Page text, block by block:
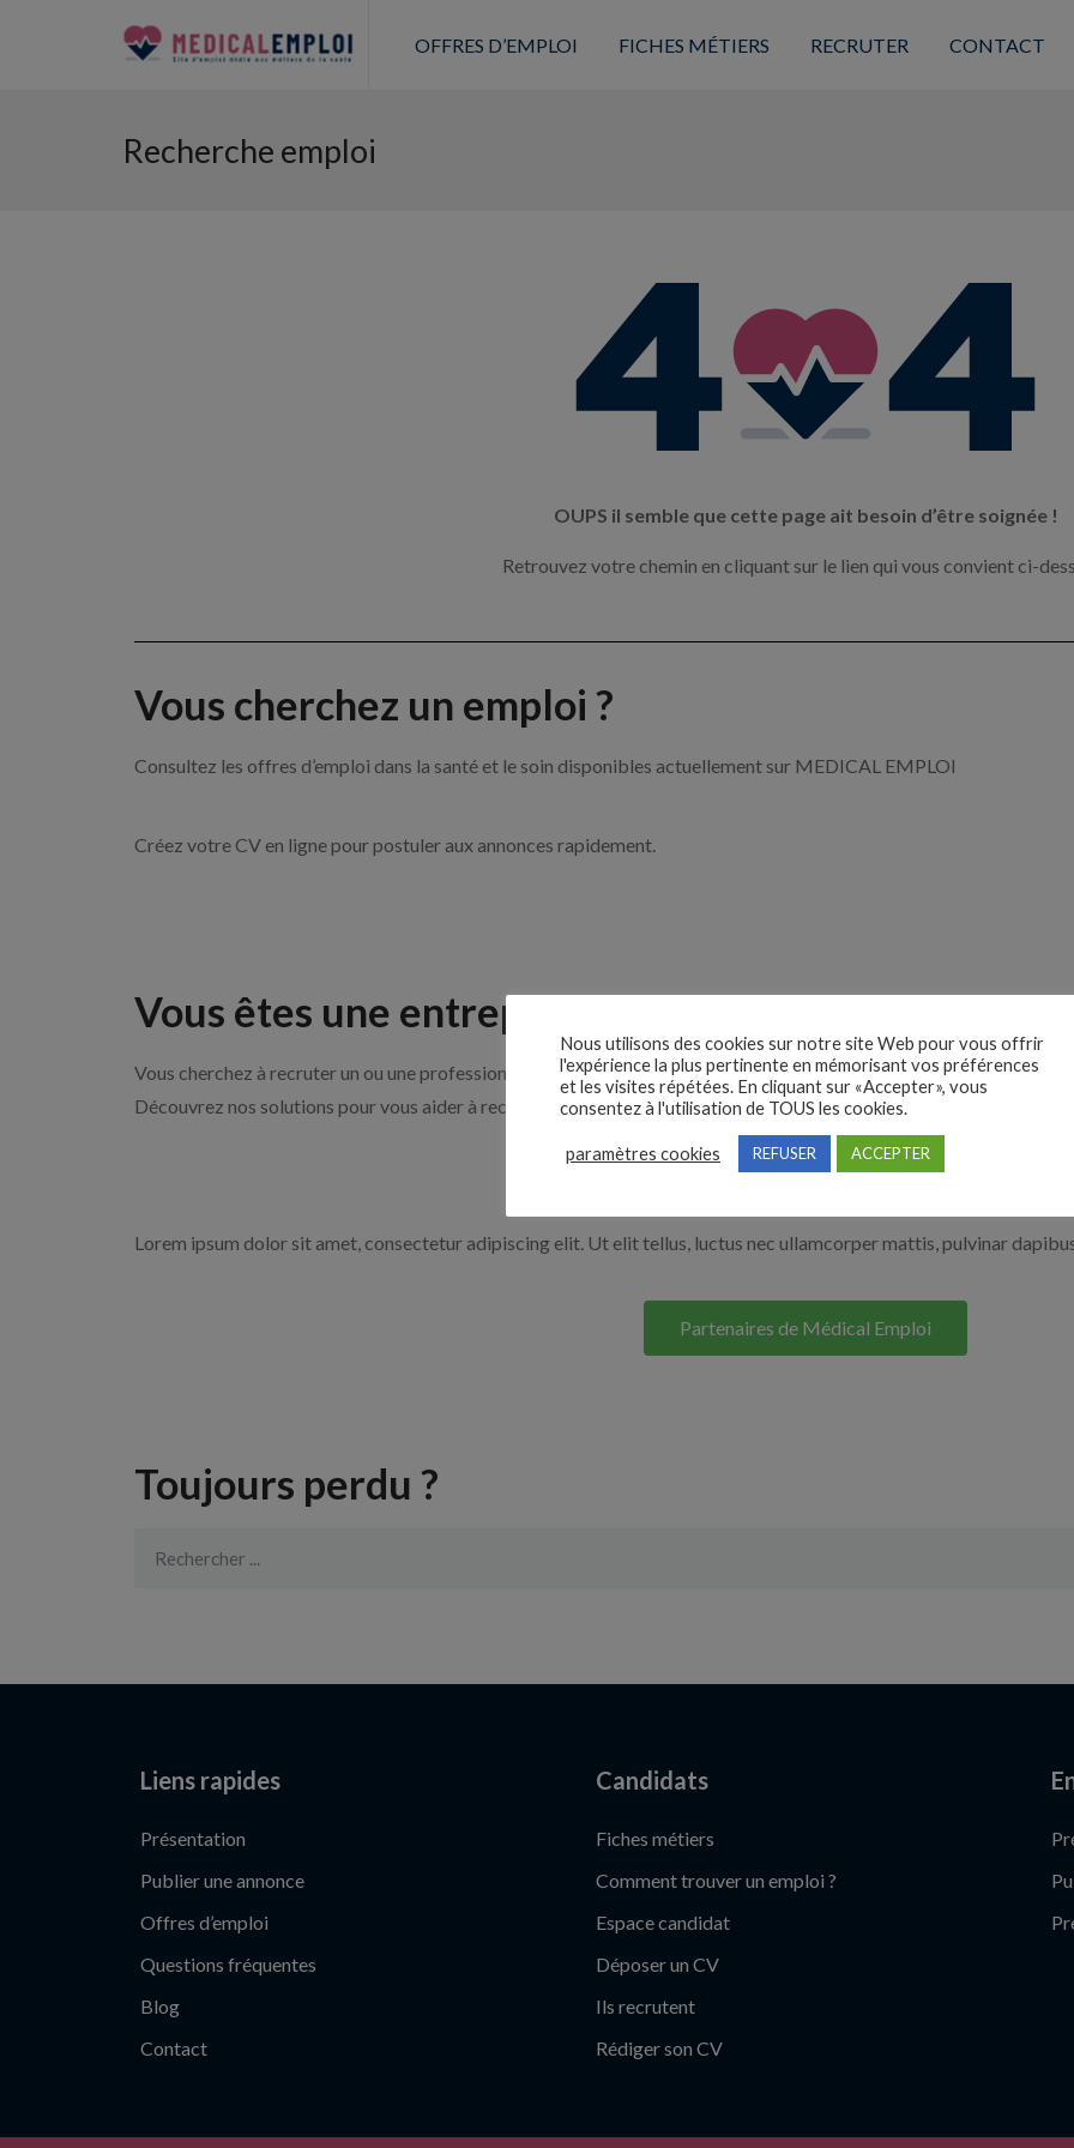
OFFRES D’EMPLOI FICHES MÉTIERS RECRUTER CONTACT
Recherche emploi
OUPS il semble que cette page ait besoin d’être soignée !
Retrouvez votre chemin en cliquant sur le lien qui vous convient ci-
Vous cherchez un emploi ?
Consultez les offres d’emploi dans la santé et le soin disponibles actuellement sur MEDICAL EMPLOI
Créez votre CV en ligne pour postuler aux annonces rapidement.
Vous êtes une entreprise ?
Vous cherchez à recruter un ou une professionnelle de santé par exemple un infirmier, un pharmacien ou encore un
Découvrez nos solutions pour vous aider à recruter en cliquant sur le bouton ci-dessous.
Nos solutions entreprises
Lorem ipsum dolor sit amet, consectetur adipiscing elit. Ut elit tellus, luctus nec ullamcorper mattis, pulvinar
Partenaires de Médical Emploi
Toujours perdu ?
Liens rapides
Présentation
Publier une annonce
Offres d’emploi
Questions fréquentes
Blog
Contact
Candidats
Fiches métiers
Comment trouver un emploi ?
Espace candidat
Déposer un CV
Ils recrutent
Rédiger son CV
Nous utilisons des cookies sur notre site Web pour vous offrir
l'expérience la plus pertinente en mémorisant vos préférences
et les visites répétées. En cliquant sur «Accepter», vous
consentez à l'utilisation de TOUS les cookies.
paramètres cookies REFUSER ACCEPTER